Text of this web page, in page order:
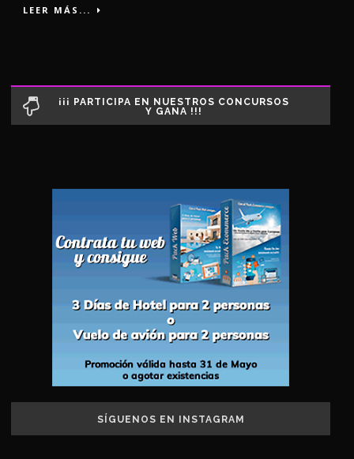
LEER MÁS...
¡¡¡ PARTICIPA EN NUESTROS CONCURSOS
Y GANA !!!
SÍGUENOS EN INSTAGRAM